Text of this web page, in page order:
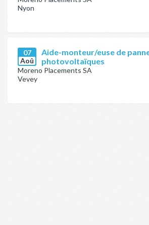
Nyon
07
Aoû
Aide-monteur/euse de
photovoltaïques
Moreno Placements SA
Vevey